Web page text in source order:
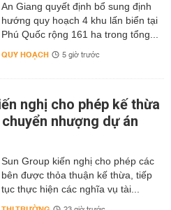
An Giang quyết định bổ sung định
hướng quy hoạch 4 khu lấn biển tại
Phú Quốc rộng 161 ha trong tổng...
QUY HOẠCH 5 giờ trước
nghị cho phép kế thừa
nhượng dự án
Sun Group kiến nghị cho phép các
bên được thỏa thuận kế thừa, tiếp
tục thực hiện các nghĩa vụ tài...